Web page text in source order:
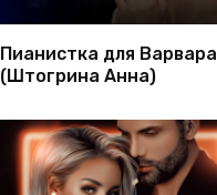
Пианистка для Варвара
(Штогрина Анна)